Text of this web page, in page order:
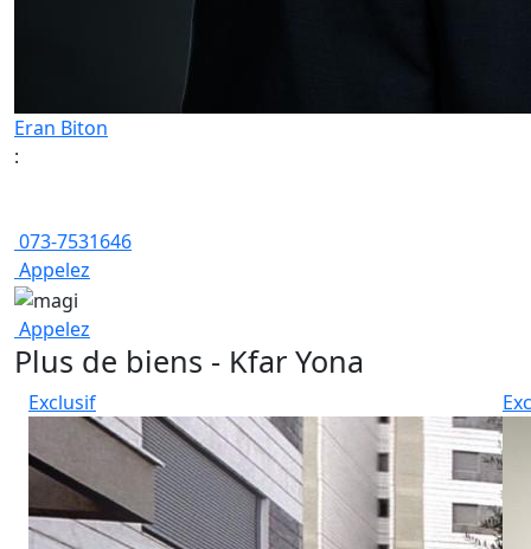
Eran Biton
:
073-7531646
Appelez
Appelez
Plus de biens - Kfar Yona
Exclusif